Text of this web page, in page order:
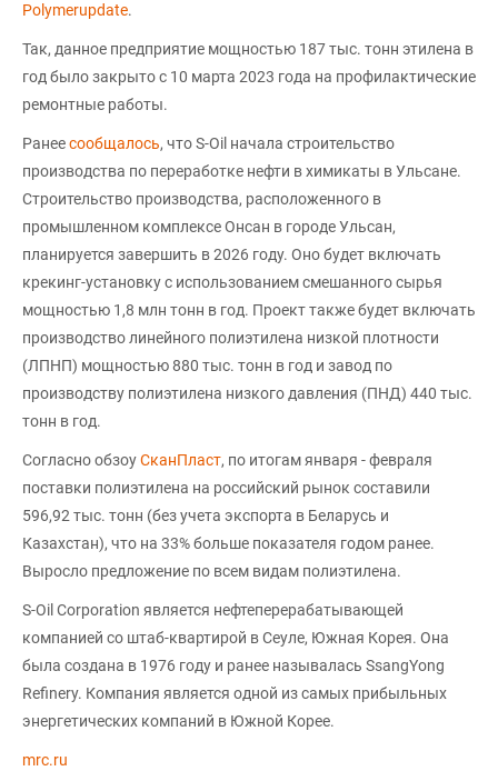
Polymerupdate.
Так, данное предприятие мощностью 187 тыс. тонн этилена в
год было закрыто с 10 марта 2023 года на профилактические
ремонтные работы.
Ранеесообщалось, что S-Oil начала строительство
производства по переработке нефти в химикаты в Ульсане.
Строительство производства, расположенного в
промышленном комплексе Онсан в городе Ульсан,
планируется завершить в 2026 году. Оно будет включать
крекинг-установку с использованием смешанного сырья
мощностью 1,8 млн тонн в год. Проект также будет включать
производство линейного полиэтилена низкой плотности
(ЛПНП) мощностью 880 тыс. тонн в год и завод по
производству полиэтилена низкого давления (ПНД) 440 тыс.
тонн в год.
Согласно обзоуСканПласт, по итогам января - февраля
поставки полиэтилена на российский рынок составили
596,92 тыс. тонн (без учета экспорта в Беларусь и
Казахстан), что на 33% больше показателя годом ранее.
Выросло предложение по всем видам полиэтилена.
S-Oil Corporation является нефтеперерабатывающей
компанией со штаб-квартирой в Сеуле, Южная Корея. Она
была создана в 1976 году и ранее называлась SsangYong
Refinery. Компания является одной из самых прибыльных
энергетических компаний в Южной Корее.
mrc.ru